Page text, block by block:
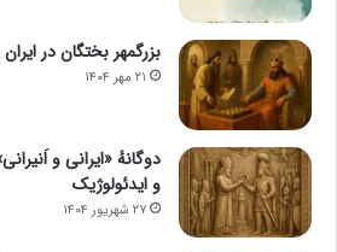
بزرگمهر بختگان در
۲۱ مهر ۱۴۰۴
دوگانهٔ «ایرانی و
و ایدئولوژیک
۲۷ شهریور ۱۴۰۴